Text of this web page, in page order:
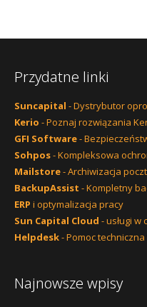
Przydatne linki
Suncapital - Dystrybutor
Kerio - Poznaj rozwiązania
GFI Software-
Sohpos- Kompleksowa
Mailstore- Archiwizacja
BackupAssist - Kompletny
ERP i optymalizacja pracy
Sun Capital Cloud - usługi w
Helpdesk- Pomoc
Najnowsze wpisy